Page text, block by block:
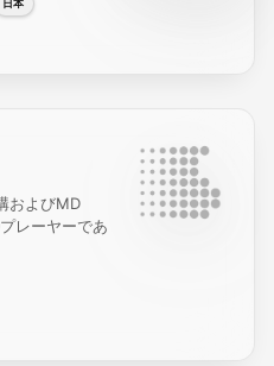
日本
およびMD
レーヤーであ